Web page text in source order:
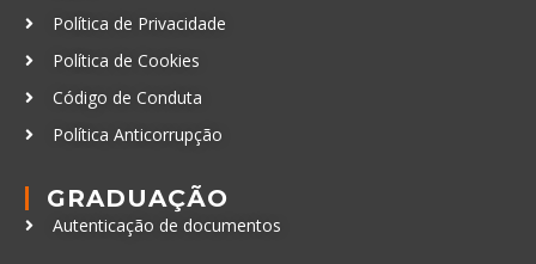
Política de Privacidade
Política de Cookies
Código de Conduta
Política Anticorrupção
GRADUAÇÃO
Autenticação de documentos